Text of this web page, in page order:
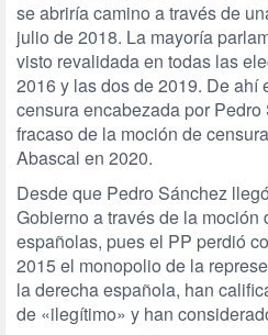
se abriría camino a través de
julio de 2018. La mayoría
visto revalidada en todas las
2016 y las dos de 2019. De ahí
censura encabezada por
fracaso de la moción de
Abascal en 2020.
Desde que Pedro Sánchez
Gobierno a través de la
españolas, pues el PP perdió
2015 el monopolio de la
la derecha española, han
de «ilegítimo» y han